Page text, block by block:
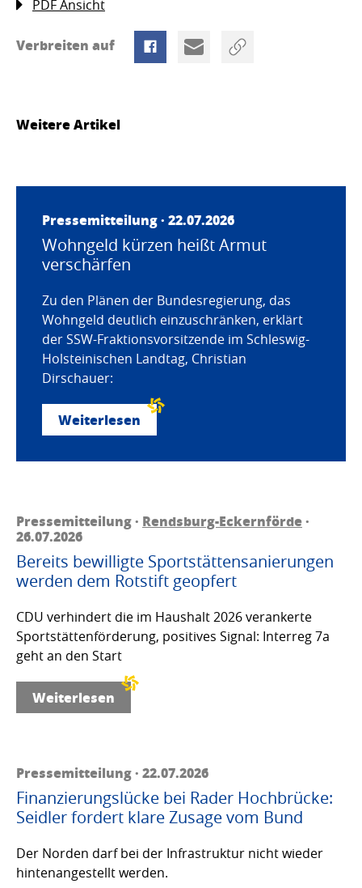
PDF Ansicht
Verbreiten auf
Weitere Artikel
Pressemitteilung · 22.07.2026
Wohngeld kürzen heißt Armut
verschärfen
Zu den Plänen der Bundesregierung, das
Wohngeld deutlich einzuschränken, erklärt
der SSW-Fraktionsvorsitzende im Schleswig-
Holsteinischen Landtag, Christian
Dirschauer:
Weiterlesen
Pressemitteilung · Rendsburg-Eckernförde·
26.07.2026
Bereits bewilligte Sportstättensanierungen
werden dem Rotstift geopfert
CDU verhindert die im Haushalt 2026 verankerte
Sportstättenförderung, positives Signal: Interreg 7a
geht an den Start
Weiterlesen
Pressemitteilung · 22.07.2026
Finanzierungslücke bei Rader Hochbrücke:
Seidler fordert klare Zusage vom Bund
Der Norden darf bei der Infrastruktur nicht wieder
hintenangestellt werden.